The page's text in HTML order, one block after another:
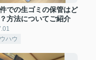
での生ゴミの保管はど
方法についてご紹介
ハウ